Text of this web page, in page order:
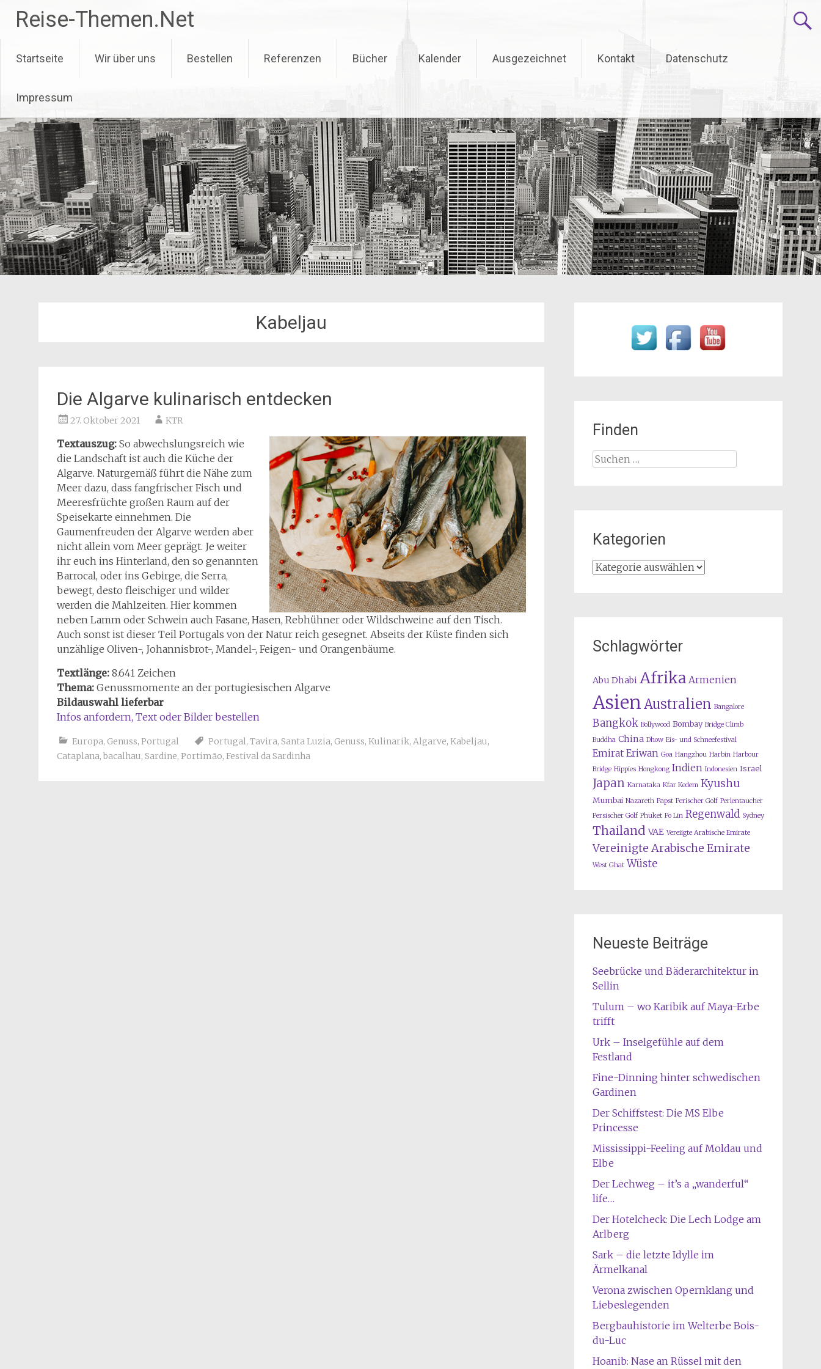
Inhalt
springen
Reise-Themen.Net
Startseite Wir über uns Bestellen Referenzen Bücher Kalender Ausgezeichnet Kontakt Datenschutz
Impressum
Kabeljau
Die Algarve kulinarisch entdecken
27. Oktober 2021 KTR
Textauszug: So abwechslungsreich wie
die Landschaft ist auch die Küche der
Algarve. Naturgemäß führt die Nähe zum
Meer dazu, dass fangfrischer Fisch und
Meeresfrüchte großen Raum auf der
Speisekarte einnehmen. Die
Gaumenfreuden der Algarve werden aber
nicht allein vom Meer geprägt. Je weiter
ihr euch ins Hinterland, den so genannten
Barrocal, oder ins Gebirge, die Serra,
bewegt, desto fleischiger und wilder
werden die Mahlzeiten. Hier kommen
neben Lamm oder Schwein auch Fasane, Hasen, Rebhühner oder Wildschweine auf den Tisch.
Auch sonst ist dieser Teil Portugals von der Natur reich gesegnet. Abseits der Küste finden sich
unzählige Oliven-, Johannisbrot-, Mandel-, Feigen- und Orangenbäume.
Textlänge: 8.641 Zeichen
Thema: Genussmomente an der portugiesischen Algarve
Bildauswahl lieferbar
Infos anfordern, Text oder Bilder bestellen
Europa, Genuss, Portugal Portugal, Tavira, Santa Luzia, Genuss, Kulinarik, Algarve, Kabeljau,
Cataplana, bacalhau, Sardine, Portimão, Festival da Sardinha
Finden
Suchen
Kategorien
Kategorien
Schlagwörter
Abu Dhabi Afrika Armenien
AsienAustralien Bangalore
Bangkok Bollywood Bombay Bridge Climb
Buddha China Dhow Eis- und Schneefestival
Emirat Eriwan Goa Hangzhou Harbin Harbour
Bridge Hippies Hongkong Indien Indonesien Israel
Japan Karnataka Kfar Kedem Kyushu
Mumbai Nazareth Papst Perischer Golf Perlentaucher
Persischer Golf Phuket Po Lin Regenwald Sydney
Thailand VAE Vereiigte Arabische Emirate
Vereinigte Arabische Emirate
West Ghat Wüste
Neueste Beiträge
Seebrücke und Bäderarchitektur in
Sellin
Tulum – wo Karibik auf Maya-Erbe
trifft
Urk – Inselgefühle auf dem
Festland
Fine-Dinning hinter schwedischen
Gardinen
Der Schiffstest: Die MS Elbe
Princesse
Mississippi-Feeling auf Moldau und
Elbe
Der Lechweg – it’s a „wanderful“
life…
Der Hotelcheck: Die Lech Lodge am
Arlberg
Sark – die letzte Idylle im
Ärmelkanal
Verona zwischen Opernklang und
Liebeslegenden
Bergbauhistorie im Welterbe Bois-
du-Luc
Hoanib: Nase an Rüssel mit den